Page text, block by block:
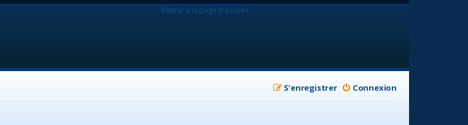
Retour à la page d'accueil
Connexion
S’enregistrer